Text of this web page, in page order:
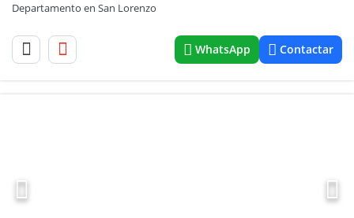
Departamento en San Lorenzo
WhatsApp Contactar